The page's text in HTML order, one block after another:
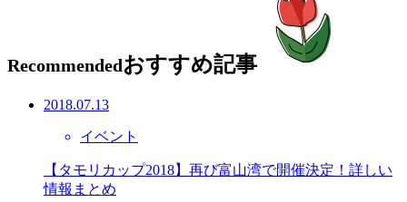
Recommendedおすすめ記事
2018.07.13
イベント
【タモリカップ2018】再び富山湾で開催決定！詳しい
情報まとめ